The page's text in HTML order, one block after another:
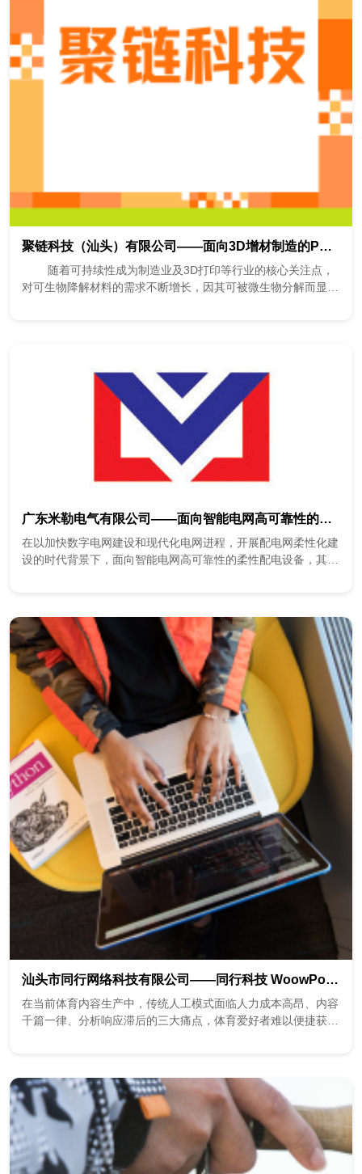
聚链科技（汕头）有限公司——面向3D增材制造的PET化学再生新材料
随着可持续性成为制造业及3D打印等行业的核心关注点，
对可生物降解材料的需求不断增长，因其可被微生物分解而显著
广东米勒电气有限公司——面向智能电网高可靠性的柔性配电设备
在以加快数字电网建设和现代化电网进程，开展配电网柔性化建
设的时代背景下，面向智能电网高可靠性的柔性配电设备，其运
汕头市同行网络科技有限公司——同行科技 WoowPollee AI智能体——您私人专属的赛事分析师
在当前体育内容生产中，传统人工模式面临人力成本高昂、内容
千篇一律、分析响应滞后的三大痛点，体育爱好者难以便捷获取